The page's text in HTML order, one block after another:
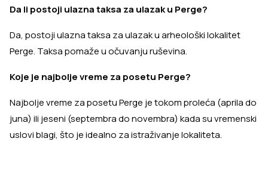
Da li postoji ulazna taksa za ulazak u Perge?
Da, postoji ulazna taksa za ulazak u arheološki lokalitet
Perge. Taksa pomaže u očuvanju ruševina.
Koje je najbolje vreme za posetu Perge?
Najbolje vreme za posetu Perge je tokom proleća (aprila do
juna) ili jeseni (septembra do novembra) kada su vremenski
uslovi blagi, što je idealno za istraživanje lokaliteta.